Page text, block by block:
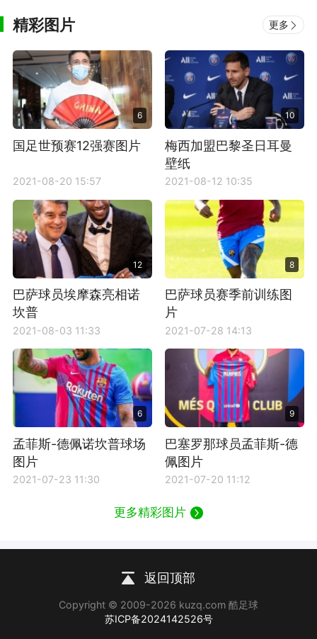
精彩图片 更多
6
国足世预赛12强赛图片
2021-08-20 15:57
10
梅西加盟巴黎圣日耳曼
壁纸
2021-08-12 10:35
12
巴萨球员埃摩森亮相诺
坎普
2021-08-03 11:33
8
巴萨球员赛季前训练图
片
2021-07-28 14:13
6
孟菲斯-德佩诺坎普球场
图片
2021-07-23 11:30
9
巴塞罗那球员孟菲斯-德
佩图片
2021-07-20 11:12
更多精彩图片
返回顶部
Copyright © 2009-2026 kuzq.com 酷足球
苏ICP备2024142526号